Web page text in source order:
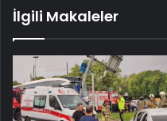
İlgili Makaleler